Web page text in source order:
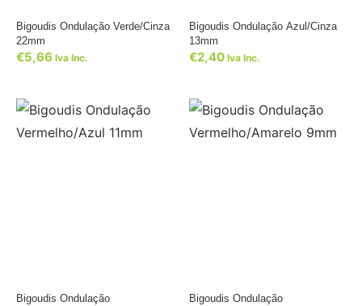
Bigoudis Ondulação Verde/Cinza
22mm
€5,66 Iva Inc.
Bigoudis Ondulação Azul/Cinza
13mm
€2,40 Iva Inc.
Bigoudis Ondulação
Bigoudis Ondulação